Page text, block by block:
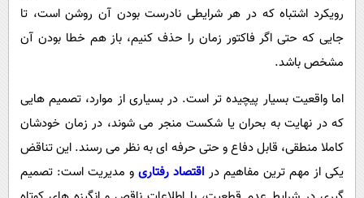
محیط زیست
سلامت
بین الملل
حیات وحش
رویکرد اشتباه که در هر شرایطی نادرست بودن آن روشن است، تا
جایی که حتی اگر فاکتور زمان را حذف کنیم، باز هم خطا بودن آن
مشخص باشد.
اما واقعیت بسیار پیچیده تر است. در بسیاری از موارد، تصمیم هایی
که در نهایت به بحران یا شکست منجر می شوند، در زمان خودشان
کاملا منطقی، قابل دفاع و حتی حرفه ای به نظر می رسند. این تناقض
یکی از مهم ترین مفاهیم در اقتصاد رفتاریو مدیریت است: تصمیم